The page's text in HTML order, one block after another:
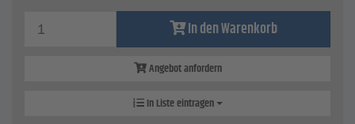
In den Warenkorb
Angebot anfordern
In Liste eintragen